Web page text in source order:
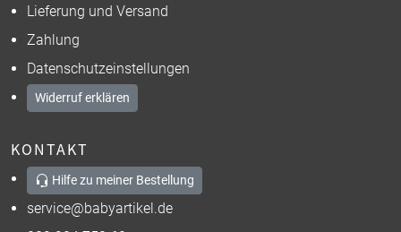
Lieferung und Versand
Zahlung
Datenschutzeinstellungen
Widerruf erklären
KONTAKT
Hilfe zu meiner Bestellung
service@babyartikel.de